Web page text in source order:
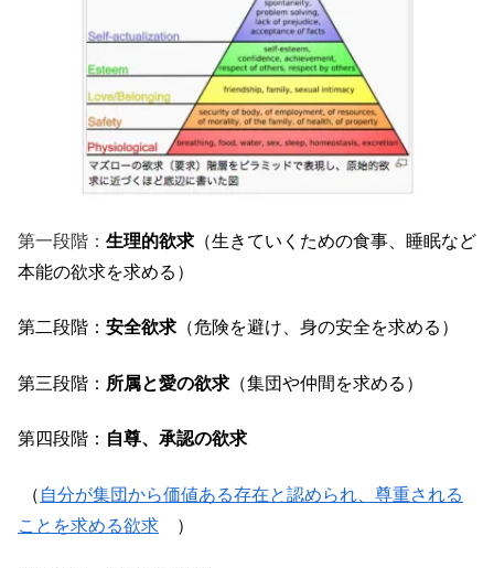
第一段階： 生理的欲求 （生きていくための食事、睡眠など
本能の欲求を求める）
第二段階： 安全欲求（危険を避け、身の安全を求める）
第三段階： 所属と愛の欲求 （集団や仲間を求める）
第四段階： 自尊、承認の欲求
（ 自分が集団から価値ある存在と認められ、尊重される
ことを求める欲求 ）